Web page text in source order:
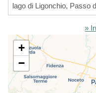
lago di Ligonchio, Passo
»
+
−